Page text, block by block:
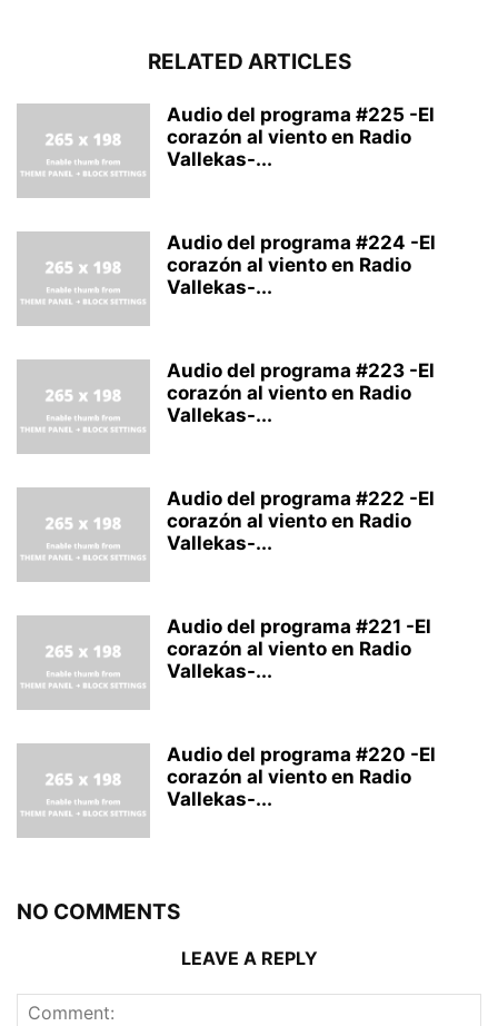
RELATED ARTICLES
Audio del programa #225 -El
corazón al viento en Radio
Vallekas-...
Audio del programa #224 -El
corazón al viento en Radio
Vallekas-...
Audio del programa #223 -El
corazón al viento en Radio
Vallekas-...
Audio del programa #222 -El
corazón al viento en Radio
Vallekas-...
Audio del programa #221 -El
corazón al viento en Radio
Vallekas-...
Audio del programa #220 -El
corazón al viento en Radio
Vallekas-...
NO COMMENTS
LEAVE A REPLY